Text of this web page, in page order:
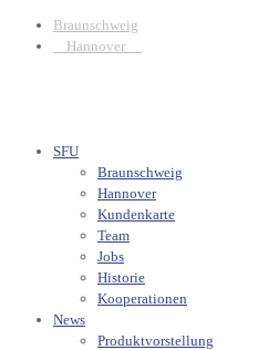
Braunschweig
Hannover
SFU
Braunschweig
Hannover
Kundenkarte
Team
Jobs
Historie
Kooperationen
News
Produktvorstellung